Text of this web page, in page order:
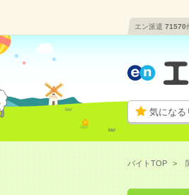
エン派遣 71570
気になる
バイトTOP